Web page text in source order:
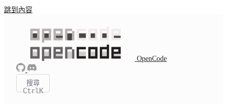
跳到內容
OpenCode
搜尋
CtrlK